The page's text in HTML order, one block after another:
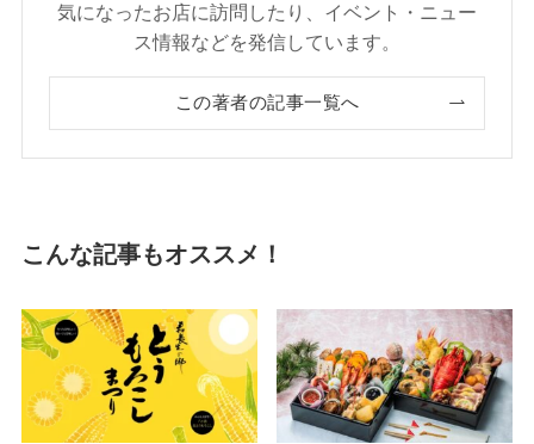
気になったお店に訪問したり、イベント・ニュー
ス情報などを発信しています。
この著者の記事一覧へ
こんな記事もオススメ！